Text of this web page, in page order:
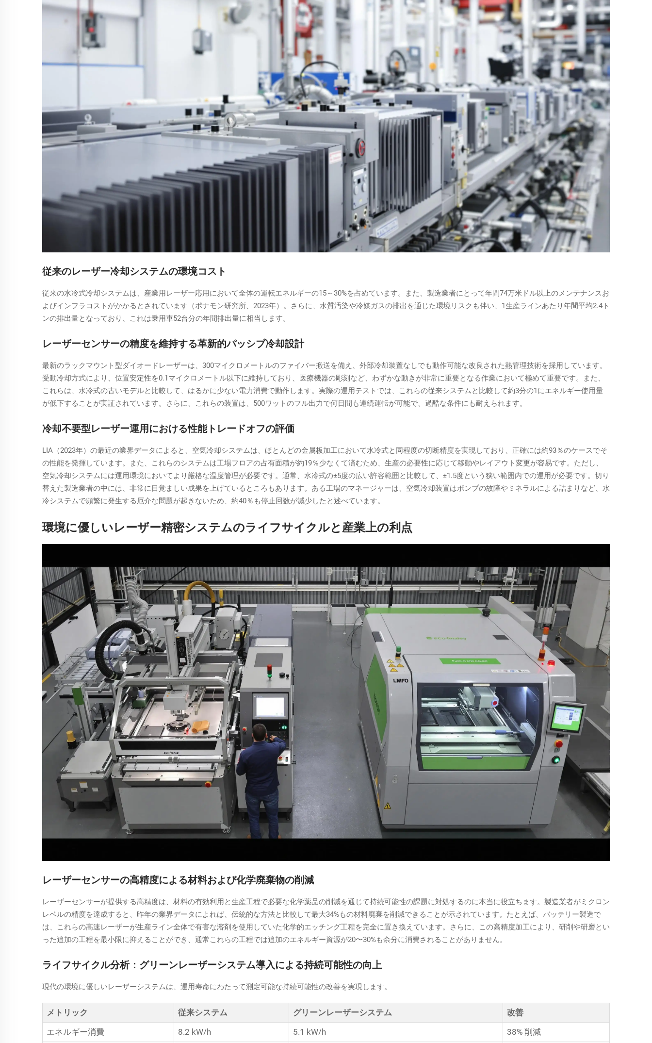
従来のレーザー冷却システムの環境コスト
従来の水冷式冷却システムは、産業用レーザー応用において全体の運転エネルギーの15～30%を占めています。また、製造業者にとって年間74万米ドル以上のメンテナンスお
よびインフラコストがかかるとされています（ポナモン研究所、2023年）。さらに、水質汚染や冷媒ガスの排出を通じた環境リスクも伴い、1生産ラインあたり年間平均2.4ト
ンの排出量となっており、これは乗用車52台分の年間排出量に相当します。
レーザーセンサーの精度を維持する革新的パッシブ冷却設計
最新のラックマウント型ダイオードレーザーは、300マイクロメートルのファイバー搬送を備え、外部冷却装置なしでも動作可能な改良された熱管理技術を採用しています。
受動冷却方式により、位置安定性を0.1マイクロメートル以下に維持しており、医療機器の彫刻など、わずかな動きが非常に重要となる作業において極めて重要です。また、
これらは、水冷式の古いモデルと比較して、はるかに少ない電力消費で動作します。実際の運用テストでは、これらの従来システムと比較して約3分の1にエネルギー使用量
が低下することが実証されています。さらに、これらの装置は、500ワットのフル出力で何日間も連続運転が可能で、過酷な条件にも耐えられます。
冷却不要型レーザー運用における性能トレードオフの評価
LIA（2023年）の最近の業界データによると、空気冷却システムは、ほとんどの金属板加工において水冷式と同程度の切断精度を実現しており、正確には約93％のケースでそ
の性能を発揮しています。また、これらのシステムは工場フロアの占有面積が約19％少なくて済むため、生産の必要性に応じて移動やレイアウト変更が容易です。ただし、
空気冷却システムには運用環境においてより厳格な温度管理が必要です。通常、水冷式の±5度の広い許容範囲と比較して、±1.5度という狭い範囲内での運用が必要です。切り
替えた製造業者の中には、非常に目覚ましい成果を上げているところもあります。ある工場のマネージャーは、空気冷却装置はポンプの故障やミネラルによる詰まりなど、水
冷システムで頻繁に発生する厄介な問題が起きないため、約40％も停止回数が減少したと述べています。
環境に優しいレーザー精密システムのライフサイクルと産業上の利点
レーザーセンサーの高精度による材料および化学廃棄物の削減
レーザーセンサーが提供する高精度は、材料の有効利用と生産工程で必要な化学薬品の削減を通じて持続可能性の課題に対処するのに本当に役立ちます。製造業者がミクロン
レベルの精度を達成すると、昨年の業界データによれば、伝統的な方法と比較して最大34%もの材料廃棄を削減できることが示されています。たとえば、バッテリー製造で
は、これらの高速レーザーが生産ライン全体で有害な溶剤を使用していた化学的エッチング工程を完全に置き換えています。さらに、この高精度加工により、研削や研磨とい
った追加の工程を最小限に抑えることができ、通常これらの工程では追加のエネルギー資源が20〜30%も余分に消費されることがありません。
ライフサイクル分析：グリーンレーザーシステム導入による持続可能性の向上
現代の環境に優しいレーザーシステムは、運用寿命にわたって測定可能な持続可能性の改善を実現します。
メトリック 従来システム グリーンレーザーシステム
改善
エネルギー消費
8.2 kW/h 5.1 kW/h 38% 削減